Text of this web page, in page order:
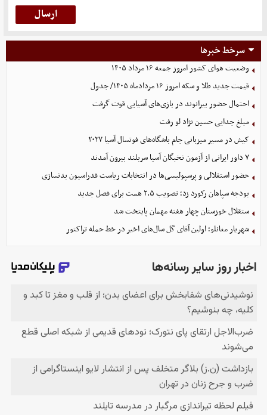
سرخط خبرها
وضعیت هوای کشور امروز جمعه ۱۶ مرداد ۱۴۰۵
قیمت جدید طلا و سکه امروز ۱۶ مردادماه ۱۴۰۵/ جدول
احتمال حضور بیرانوند در بازی‌های آسیایی قوت گرفت
مبلغ جدایی حسین نژاد لو رفت
کیش در مسیر میزبانی جام باشگاه‌های فوتسال آسیا ۲۰۲۷
۷ داور ایرانی از آزمون نخبگان آسیا سربلند بیرون آمدند
حضور استقلالی و پرسپولیسی‌ها در انتخابات ریاست فدراسیون بدنسازی
بودجه سپاهان رکورد زد؛ تصویب ۲.۵ همت برای فصل جدید
ستقلال خوزستان چهار هفته مهمان پایتخت شد
شهریار مغانلو؛ اولین آقای گل سال‌های اخیر در خط حمله تراکتور